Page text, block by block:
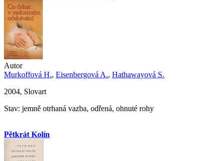
Autor
Murkoffová H., Eisenbergová A., Hathawayová S.
2004, Slovart
Stav: jemně otrhaná vazba, odřená, ohnuté rohy
Pětkrát Kolín